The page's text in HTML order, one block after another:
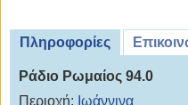
Πληροφορίες
Ράδιο Ρωμαίος 94.0
Περιοχή: Ιωάννινα